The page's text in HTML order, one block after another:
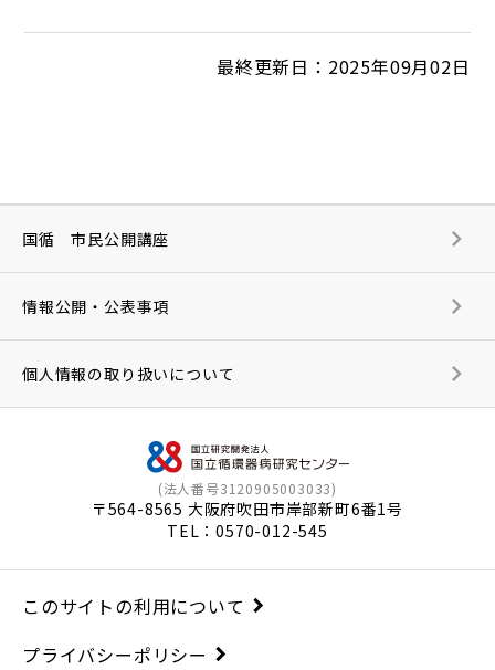
最終更新日：2025年09月02日
(法人番号3120905003033)
〒564-8565 大阪府吹田市岸部新町6番1号
TEL：0570-012-545
国循 市民公開講座
情報公開・公表事項
個人情報の取り扱いについて
このサイトの利用について
プライバシーポリシー